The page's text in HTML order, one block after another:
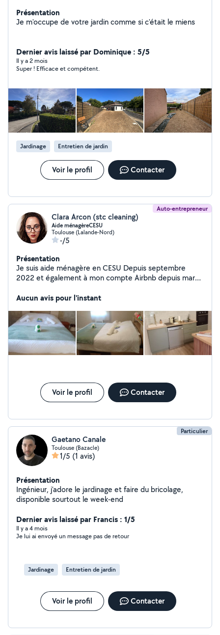
Présentation
Je m'occupe de votre jardin comme si c'était le miens
Dernier avis laissé par Dominique : 5/5
Il y a 2 mois
Super ! Efficace et compétent.
Jardinage Entretien de jardin
Voir le profil Contacter
Auto-entrepreneur
Clara Arcon (stc cleaning)
Aide ménagèreCESU
Toulouse (Lalande-Nord)
-/5
Présentation
Je suis aide ménagère en CESU Depuis septembre
2022 et également à mon compte Airbnb depuis mars
9h à 16h Je fais bénéficier du crédit d'impôt ou l'avance
Aucun avis pour l'instant
Voir le profil Contacter
Particulier
Gaetano Canale
Toulouse (Bazacle)
1/5 (1 avis)
Présentation
Ingénieur, j'adore le jardinage et faire du bricolage,
disponible sourtout le week-end
Dernier avis laissé par Francis : 1/5
Il y a 4 mois
Je lui ai envoyé un message pas de retour
Jardinage Entretien de jardin
Voir le profil Contacter